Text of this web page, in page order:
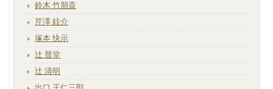
鈴木 竹朋斎
芹澤 銈介
塚本 快示
辻 晉堂
辻 清明